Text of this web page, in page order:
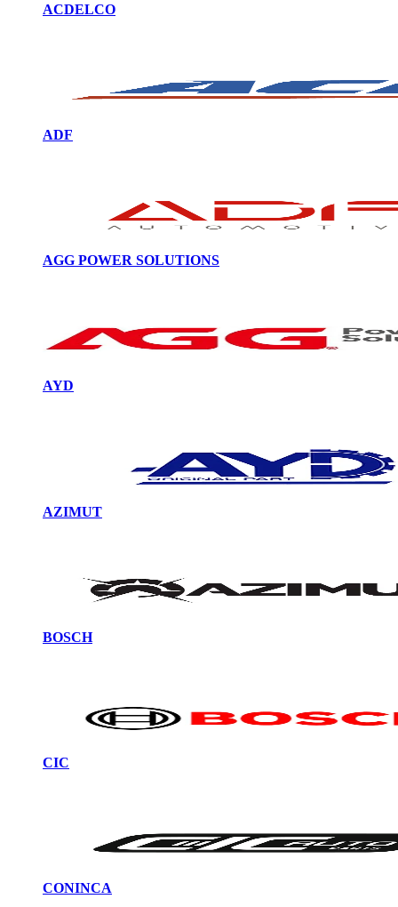
ACDELCO
ADF
AGG POWER SOLUTIONS
AYD
AZIMUT
BOSCH
CIC
CONINCA